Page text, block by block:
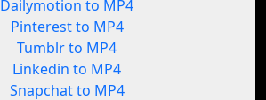
Dailymotion to MP4
Pinterest to MP4
Tumblr to MP4
Linkedin to MP4
Snapchat to MP4